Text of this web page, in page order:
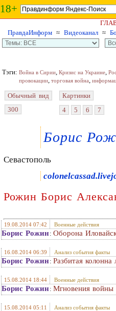
18+
ПравдаИнформ ≈ Видеоканал ≈
Тэги: Война в Сирии, Кризис на Украине,
провокации, торговая война,
Обычный вид
300
Картинки
4
5 6 7
Борис
Севастополь
Рожин Борис
19.08.2014 07:42 Военные действия
Борис Рожин: Оборона
16.08.2014 06:39 Анализ события факты
Борис Рожин: Разбитая колонна
15.08.2014 18:44 Военные действия
Борис Рожин: Мгновения войны
15.08.2014 05:11 Анализ события факты